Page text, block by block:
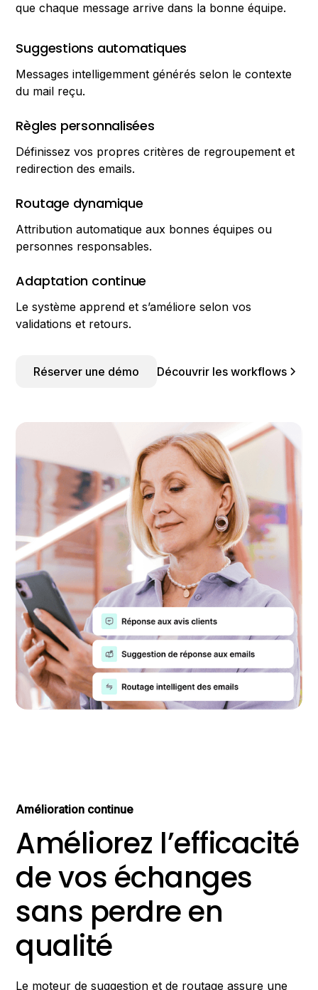
que chaque message arrive dans la bonne équipe.
Suggestions automatiques
Messages intelligemment générés selon le contexte
du mail reçu.
Règles personnalisées
Définissez vos propres critères de regroupement et
redirection des emails.
Routage dynamique
Attribution automatique aux bonnes équipes ou
personnes responsables.
Adaptation continue
Le système apprend et s’améliore selon vos
validations et retours.
Réserver une démo Découvrir les workflows
Amélioration continue
Améliorez l’efficacité
de vos échanges
sans perdre en
qualité
Le moteur de suggestion et de routage assure une